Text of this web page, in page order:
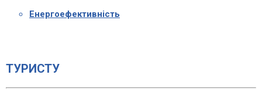
Енергоефективність
ТУРИСТУ